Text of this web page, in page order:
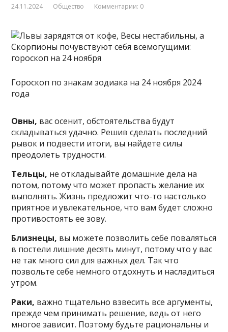
24.11.2024 Общество Комментарии: 0
Гороскоп по знакам зодиака на 24 ноября 2024
года
Овны, вас осенит, обстоятельства будут
складываться удачно. Решив сделать последний
рывок и подвести итоги, вы найдете силы
преодолеть трудности.
Тельцы, не откладывайте домашние дела на
потом, потому что может пропасть желание их
выполнять. Жизнь предложит что-то настолько
приятное и увлекательное, что вам будет сложно
противостоять ее зову.
Близнецы, вы можете позволить себе поваляться
в постели лишние десять минут, потому что у вас
не так много сил для важных дел. Так что
позвольте себе немного отдохнуть и насладиться
утром.
Раки, важно тщательно взвесить все аргументы,
прежде чем принимать решение, ведь от него
многое зависит. Поэтому будьте рациональны и